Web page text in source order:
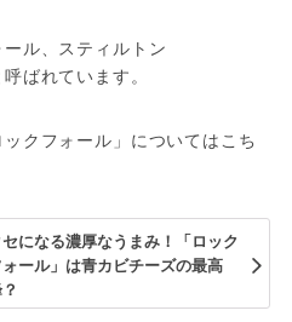
ル、スティルトン
ばれています。
クフォール」についてはこち
になる濃厚なうまみ！「ロック
ール」は青カビチーズの最高